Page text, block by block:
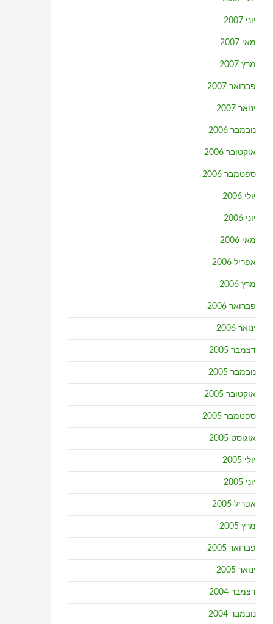
יוני 2007
מאי 2007
מרץ 2007
פברואר 2007
ינואר 2007
נובמבר 2006
אוקטובר 2006
ספטמבר 2006
יולי 2006
יוני 2006
מאי 2006
אפריל 2006
מרץ 2006
פברואר 2006
ינואר 2006
דצמבר 2005
נובמבר 2005
אוקטובר 2005
ספטמבר 2005
אוגוסט 2005
יולי 2005
יוני 2005
אפריל 2005
מרץ 2005
פברואר 2005
ינואר 2005
דצמבר 2004
נובמבר 2004